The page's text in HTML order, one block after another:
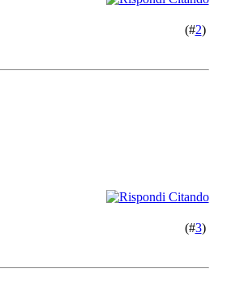
(#2)
(#3)